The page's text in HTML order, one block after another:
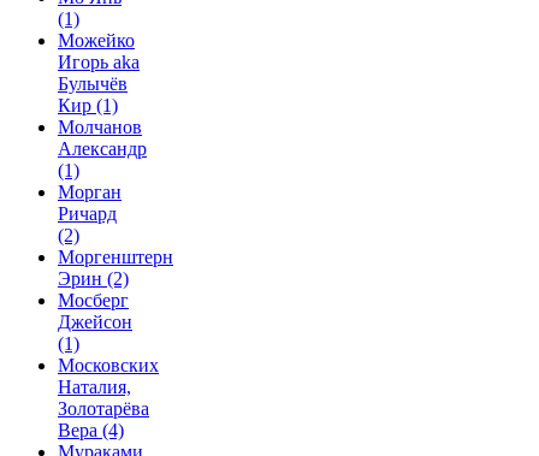
(1)
Можейко
Игорь aka
Булычёв
Кир (1)
Молчанов
Александр
(1)
Морган
Ричард
(2)
Моргенштерн
Эрин (2)
Мосберг
Джейсон
(1)
Московских
Наталия,
Золотарёва
Вера (4)